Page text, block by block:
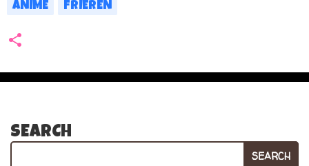
ANIME FRIEREN
SEARCH
SEARCH